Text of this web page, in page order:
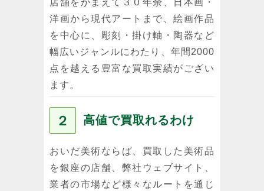
洋画から現代アートまで、絵画作品
を中心に、彫刻・掛け軸・陶器など
幅広いジャンルにわたり、年間2000
点を越える豊富な買取実績がござい
ます。
２ 高値で買取れるわけ
おいだ美術ならば、買取した美術品
を銀座の店舗、弊社ウェブサイト、
業者の市場など様々なルートを通じ